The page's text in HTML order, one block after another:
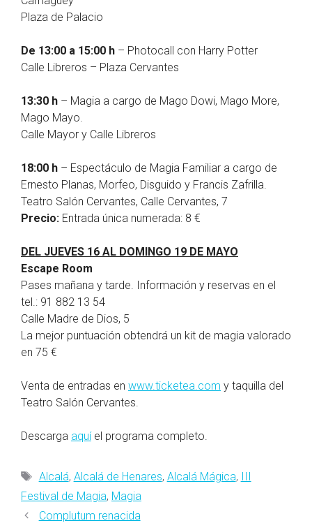
Plaza de Palacio
De 13:00 a 15:00 h – Photocall con Harry Potter
Calle Libreros – Plaza Cervantes
13:30 h – Magia a cargo de Mago Dowi, Mago More,
Mago Mayo.
Calle Mayor y Calle Libreros
18:00 h – Espectáculo de Magia Familiar a cargo de
Ernesto Planas, Morfeo, Disguido y Francis Zafrilla.
Teatro Salón Cervantes, Calle Cervantes, 7
Precio: Entrada única numerada: 8 €
DEL JUEVES 16 AL DOMINGO 19 DE MAYO
Escape Room
Pases mañana y tarde. Información y reservas en el
tel.: 91 882 13 54
Calle Madre de Dios, 5
La mejor puntuación obtendrá un kit de magia valorado
en 75 €
Venta de entradas en www.ticketea.com y taquilla del
Teatro Salón Cervantes.
Descarga aquíel programa completo.
Etiquetas
Alcalá, Alcalá de Henares, Alcalá Mágica, III
Festival de Magia, Magia
Complutum renacida